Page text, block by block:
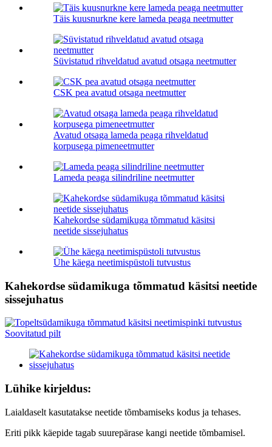
Täis kuusnurkne kere lameda peaga neetmutter
Süvistatud rihveldatud avatud otsaga neetmutter
CSK pea avatud otsaga neetmutter
Avatud otsaga lameda peaga rihveldatud
korpusega pimeneetmutter
Lameda peaga silindriline neetmutter
Kahekordse südamikuga tõmmatud käsitsi
neetide sissejuhatus
Ühe käega neetimispüstoli tutvustus
Kahekordse südamikuga tõmmatud käsitsi neetide
sissejuhatus
Lühike kirjeldus:
Laialdaselt kasutatakse neetide tõmbamiseks kodus ja tehases.
Eriti pikk käepide tagab suurepärase kangi neetide tõmbamisel.